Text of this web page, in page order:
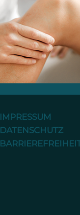
IMPRESSUM
DATENSCHUTZ